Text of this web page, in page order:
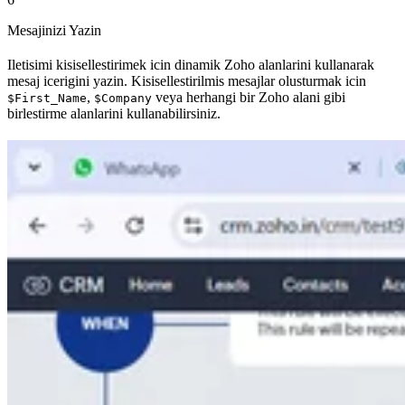
Mesajinizi Yazin
Iletisimi kisisellestirimek icin dinamik Zoho alanlarini kullanarak
mesaj icerigini yazin. Kisisellestirilmis mesajlar olusturmak icin
$First_Name, $Company veya herhangi bir Zoho alani gibi
birlestirme alanlarini kullanabilirsiniz.